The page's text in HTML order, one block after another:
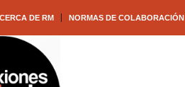
DE RM NORMAS DE COLABORACIÓN